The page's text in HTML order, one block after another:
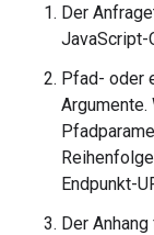
Der
JavaScript-
Pfad- oder
Endpunkt-
Der